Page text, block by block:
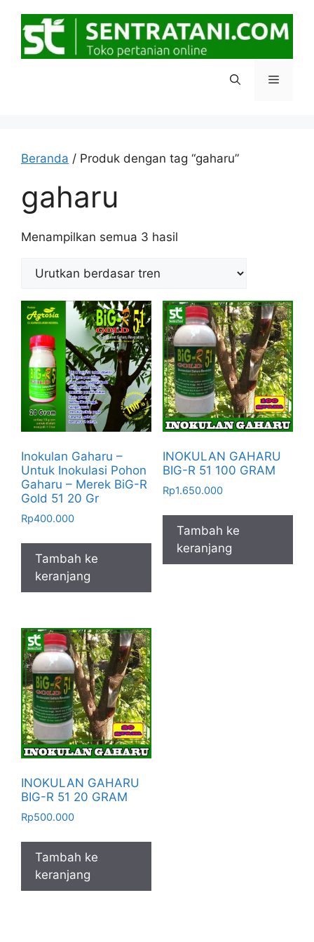
Menu
Beranda / Produk dengan tag “gaharu”
gaharu
Menampilkan semua 3 hasil
popularitas
Inokulan Gaharu –
Untuk Inokulasi Pohon
Gaharu – Merek BiG-R
Gold 51 20 Gr
Rp400.000
Tambah ke
keranjang
INOKULAN GAHARU
BIG-R 51 100 GRAM
Rp1.650.000
Tambah ke
keranjang
INOKULAN GAHARU
BIG-R 51 20 GRAM
Rp500.000
Tambah ke
keranjang